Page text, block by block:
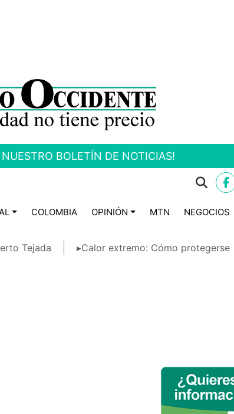
NUESTRO BOLETÍN DE NOTICIAS!
COLOMBIA OPINIÓN MTN NEGOCIOS
Tejada ▸Calor extremo: Cómo protegerse